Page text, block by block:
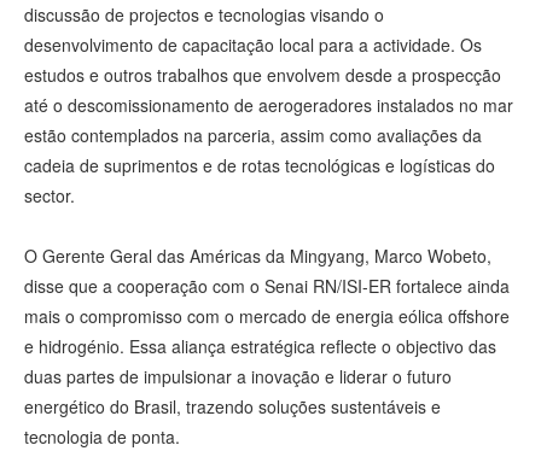
discussão de projectos e tecnologias visando o
desenvolvimento de capacitação local para a actividade. Os
estudos e outros trabalhos que envolvem desde a prospecção
até o descomissionamento de aerogeradores instalados no mar
estão contemplados na parceria, assim como avaliações da
cadeia de suprimentos e de rotas tecnológicas e logísticas do
sector.
O Gerente Geral das Américas da Mingyang, Marco Wobeto,
disse que a cooperação com o Senai RN/ISI-ER fortalece ainda
mais o compromisso com o mercado de energia eólica offshore
e hidrogénio. Essa aliança estratégica reflecte o objectivo das
duas partes de impulsionar a inovação e liderar o futuro
energético do Brasil, trazendo soluções sustentáveis e
tecnologia de ponta.